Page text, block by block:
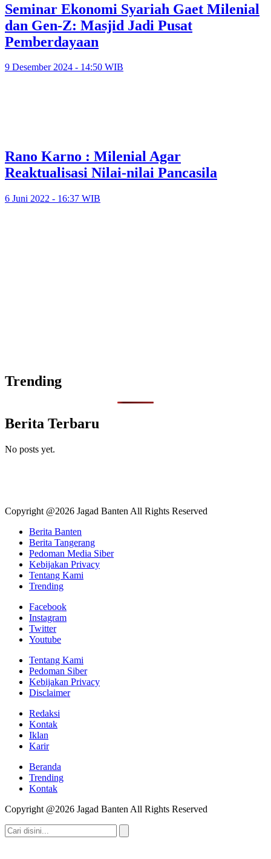
Seminar Ekonomi Syariah Gaet Milenial
dan Gen-Z: Masjid Jadi Pusat
Pemberdayaan
9 Desember 2024 - 14:50 WIB
Rano Karno : Milenial Agar
Reaktualisasi Nilai-nilai Pancasila
6 Juni 2022 - 16:37 WIB
Trending
Berita Terbaru
No posts yet.
Copyright @2026 Jagad Banten All Rights Reserved
Berita Banten
Berita Tangerang
Pedoman Media Siber
Kebijakan Privacy
Tentang Kami
Trending
Facebook
Instagram
Twitter
Youtube
Tentang Kami
Pedoman Siber
Kebijakan Privacy
Disclaimer
Redaksi
Kontak
Iklan
Karir
Beranda
Trending
Kontak
Copyright @2026 Jagad Banten All Rights Reserved